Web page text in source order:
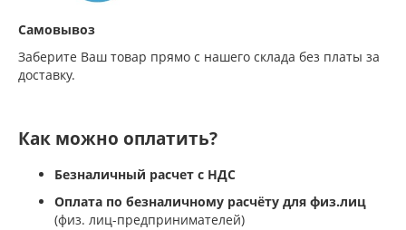
Самовывоз
Заберите Ваш товар прямо с нашего склада без платы за
доставку.
Как можно оплатить?
Безналичный расчет с НДС
Оплата по безналичному расчёту для физ.лиц
(физ. лиц-предпринимателей)